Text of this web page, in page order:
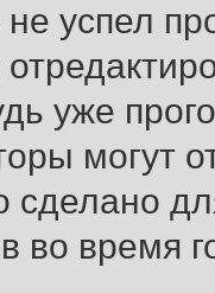
успел
уже
могут
сделано
во время